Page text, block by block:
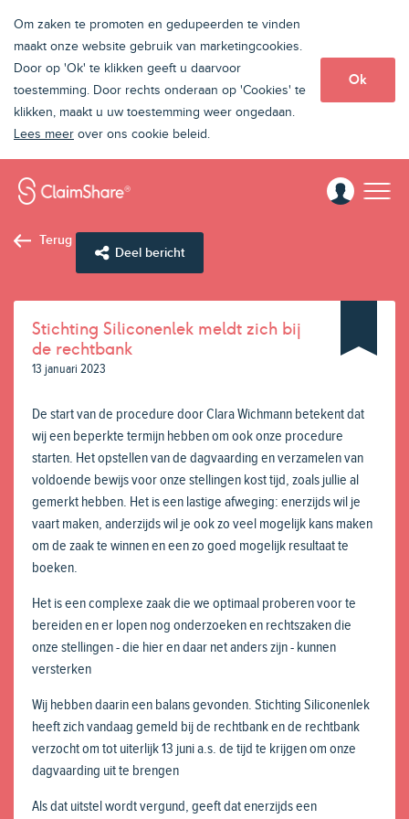
Om zaken te promoten en gedupeerden te vinden
maakt onze website gebruik van marketingcookies.
Door op 'Ok' te klikken geeft u daarvoor
toestemming. Door rechts onderaan op 'Cookies' te
klikken, maakt u uw toestemming weer ongedaan.
Lees meer over ons cookie beleid.
Ok
Terug
Deel bericht
Stichting Siliconenlek meldt zich bij
de rechtbank
13 januari 2023
De start van de procedure door Clara Wichmann betekent dat
wij een beperkte termijn hebben om ook onze procedure
starten. Het opstellen van de dagvaarding en verzamelen van
voldoende bewijs voor onze stellingen kost tijd, zoals jullie al
gemerkt hebben. Het is een lastige afweging: enerzijds wil je
vaart maken, anderzijds wil je ook zo veel mogelijk kans maken
om de zaak te winnen en een zo goed mogelijk resultaat te
boeken.
Het is een complexe zaak die we optimaal proberen voor te
bereiden en er lopen nog onderzoeken en rechtszaken die
onze stellingen - die hier en daar net anders zijn - kunnen
versterken
Wij hebben daarin een balans gevonden. Stichting Siliconenlek
heeft zich vandaag gemeld bij de rechtbank en de rechtbank
verzocht om tot uiterlijk 13 juni a.s. de tijd te krijgen om onze
dagvaarding uit te brengen
Als dat uitstel wordt vergund, geeft dat enerzijds een